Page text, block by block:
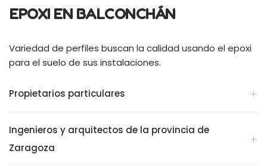
EPOXI EN BALCONCHÁN
Variedad de perfiles buscan la calidad usando el epoxi
para el suelo de sus instalaciones.
Propietarios particulares
Ingenieros y arquitectos de la provincia de
Zaragoza